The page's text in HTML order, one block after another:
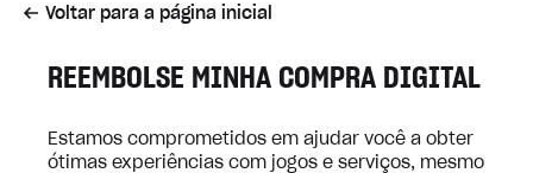
Voltar para a página inicial
REEMBOLSE MINHA COMPRA DIGITAL
Estamos comprometidos em ajudar você a obter
ótimas experiências com jogos e serviços, mesmo